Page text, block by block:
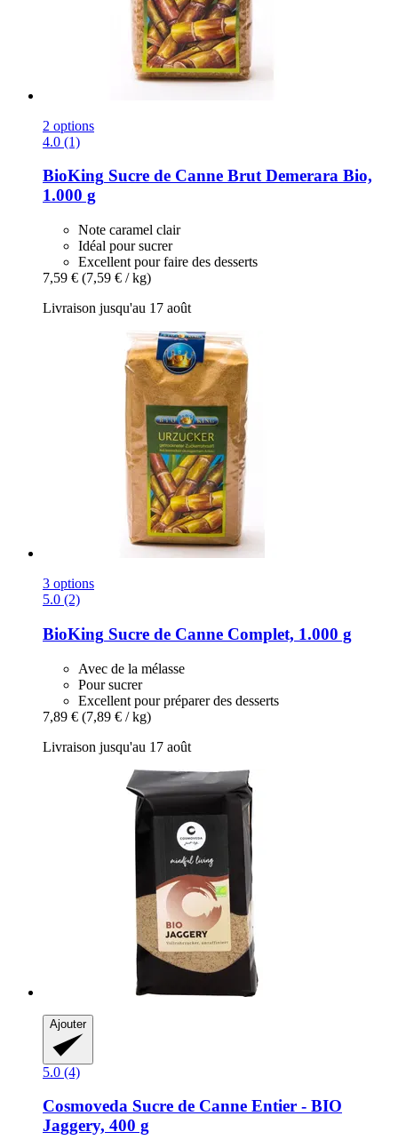
2 options
4.0 (1)
BioKing Sucre de Canne Brut Demerara Bio,
1.000 g
Note caramel clair
Idéal pour sucrer
Excellent pour faire des desserts
7,59 € (7,59 € / kg)
Livraison jusqu'au 17 août
3 options
5.0 (2)
BioKing Sucre de Canne Complet, 1.000 g
Avec de la mélasse
Pour sucrer
Excellent pour préparer des desserts
7,89 € (7,89 € / kg)
Livraison jusqu'au 17 août
Ajouter
5.0 (4)
Cosmoveda Sucre de Canne Entier -​ BIO
Jaggery, 400 g